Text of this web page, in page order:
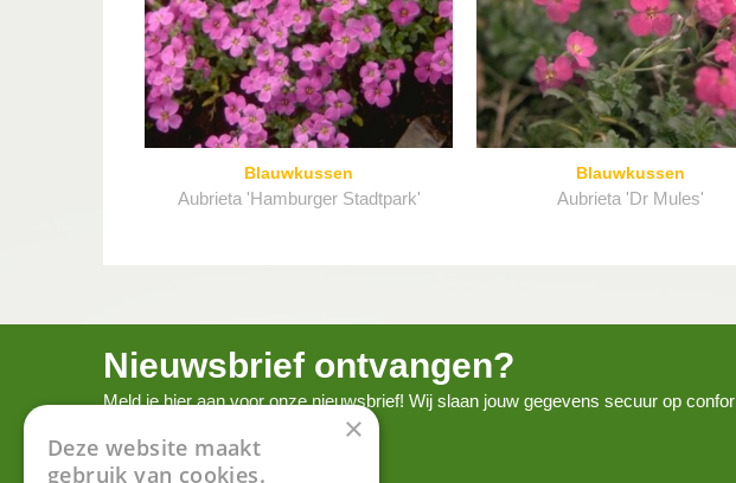
Blauwkussen
Aubrieta 'Hamburger Stadtpark'
Blauwkussen
Aubrieta 'Dr Mules'
Nieuwsbrief ontvangen?
Meld je hier aan voor onze nieuwsbrief! Wij slaan jouw gegevens secuur op
×
Deze website maakt
gebruik van cookies.